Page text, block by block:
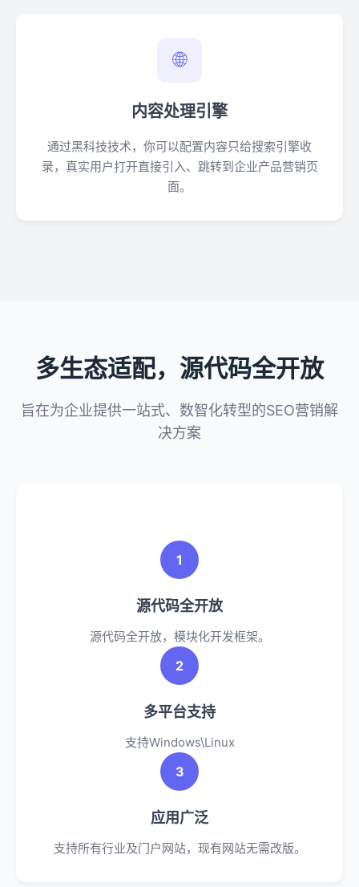
🌐
内容处理引擎
通过黑科技技术，你可以配置内容只给搜索引擎收
录，真实用户打开直接引入、跳转到企业产品营销页
面。
多生态适配，源代码全开放
旨在为企业提供一站式、数智化转型的SEO营销解
决方案
1
源代码全开放
源代码全开放，模块化开发框架。
2
多平台支持
支持Windows\Linux
3
应用广泛
支持所有行业及门户网站，现有网站无需改版。